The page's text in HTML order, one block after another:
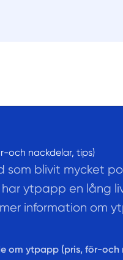
och nackdelar, tips)
som blivit mycket
ytpapp en lång
information om
om ytpapp (pris, för-och